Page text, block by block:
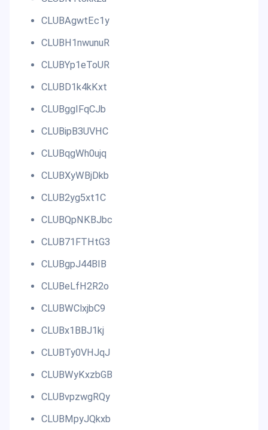
CLUBAgwtEc1y
CLUBH1nwunuR
CLUBYp1eToUR
CLUBD1k4kKxt
CLUBggIFqCJb
CLUBipB3UVHC
CLUBqgWh0ujq
CLUBXyWBjDkb
CLUB2yg5xt1C
CLUBQpNKBJbc
CLUB71FTHtG3
CLUBgpJ44BIB
CLUBeLfH2R2o
CLUBWClxjbC9
CLUBx1BBJ1kj
CLUBTy0VHJqJ
CLUBWyKxzbGB
CLUBvpzwgRQy
CLUBMpyJQkxb